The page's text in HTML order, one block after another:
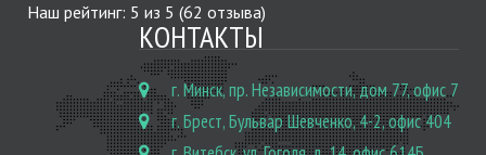
Наш рейтинг: 5 из 5 (62 отзыва)
КОНТАКТЫ
г. Минск, пр. Независимости, дом 77, офис 7
г. Брест, Бульвар Шевченко, 4-2, офис 404